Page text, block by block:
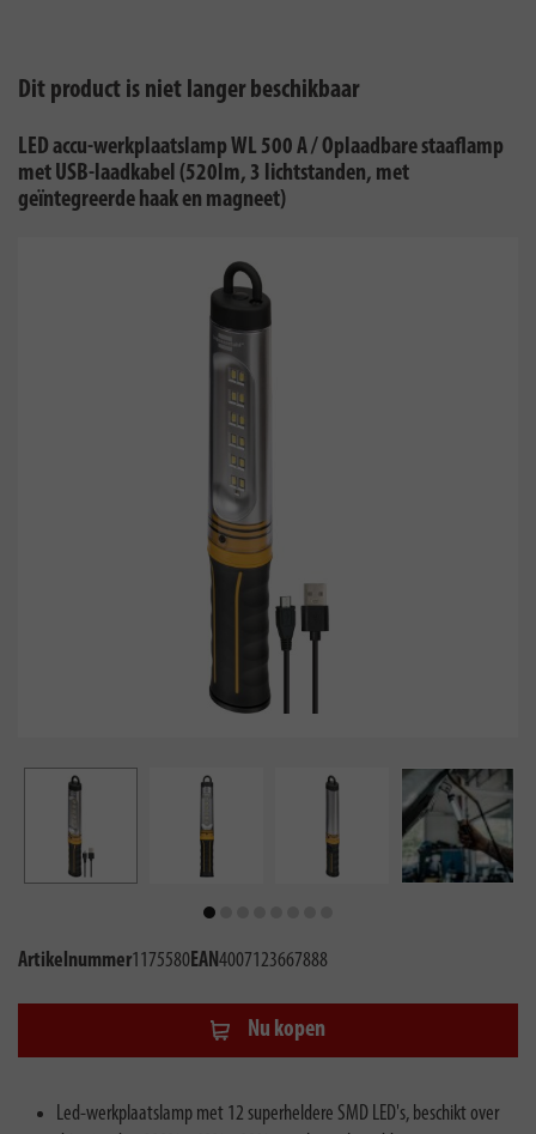
Dit product is niet langer beschikbaar
LED accu-werkplaatslamp WL 500 A / Oplaadbare staaflamp
met USB-laadkabel (520lm, 3 lichtstanden, met
geïntegreerde haak en magneet)
Artikelnummer1175580EAN4007123667888
Nu kopen
Led-werkplaatslamp met 12 superheldere SMD LED's, beschikt over